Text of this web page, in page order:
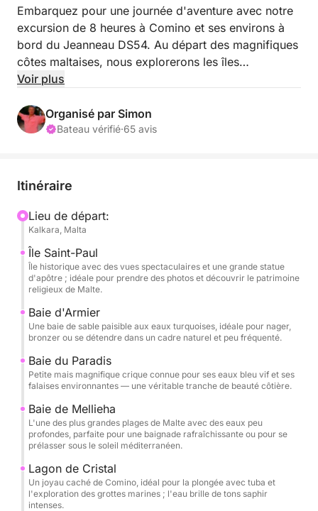
Embarquez pour une journée d'aventure avec notre
excursion de 8 heures à Comino et ses environs à
bord du Jeanneau DS54. Au départ des magnifiques
côtes maltaises, nous explorerons les îles
magnifiques et les eaux cristallines de Comino.
pour son importance historique, avant de rejoindre
la baie d'Armier où vous pourrez vous détendre et
eaux paisibles, puis vers la célèbre baie de Mellieħa,
pittoresque.
En poursuivant notre navigation, nous naviguerons
vers Crystal Lagoon, un lieu paisible aux eaux
turquoise époustouflantes, parfait pour prendre de
l'emblématique Blue Lagoon, réputé pour ses eaux
d'un bleu éclatant, où vous pourrez nager, faire de
au paradis.
Tout au long de l'excursion, vous aurez l'occasion
de vous détendre et de profiter du cadre magnifique
tout en sirotant des boissons rafraîchissantes et en
profitant du soleil méditerranéen. Notre équipage
expérimenté vous assurera une journée agréable et
mémorable sur l'eau.
Voir plus
Organisé par Simon
Bateau vérifié·65 avis
Itinéraire
Lieu de départ:
Kalkara, Malta
Île Saint-Paul
Île historique avec des vues spectaculaires et une grande statue
d'apôtre ; idéale pour prendre des photos et découvrir le patrimoine
religieux de Malte.
Baie d'Armier
Une baie de sable paisible aux eaux turquoises, idéale pour nager,
bronzer ou se détendre dans un cadre naturel et peu fréquenté.
Baie du Paradis
Petite mais magnifique crique connue pour ses eaux bleu vif et ses
falaises environnantes — une véritable tranche de beauté côtière.
Baie de Mellieha
L'une des plus grandes plages de Malte avec des eaux peu
profondes, parfaite pour une baignade rafraîchissante ou pour se
prélasser sous le soleil méditerranéen.
Lagon de Cristal
Un joyau caché de Comino, idéal pour la plongée avec tuba et
l'exploration des grottes marines ; l'eau brille de tons saphir
intenses.